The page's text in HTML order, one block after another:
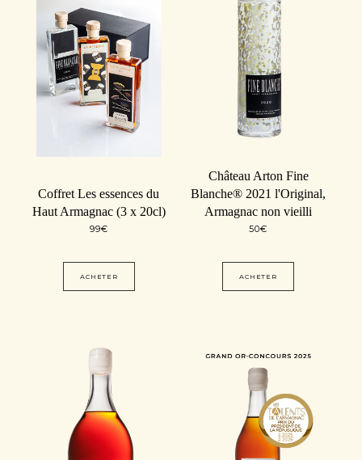
Coffret Les essences du
Haut Armagnac (3 x 20cl)
99€
ACHETER
Château Arton Fine
Blanche® 2021 l'Original,
Armagnac non vieilli
50€
ACHETER